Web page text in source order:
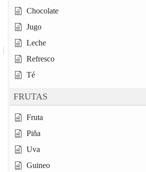
Chocolate
Jugo
Leche
Refresco
Té
FRUTAS
Fruta
Piña
Uva
Guineo